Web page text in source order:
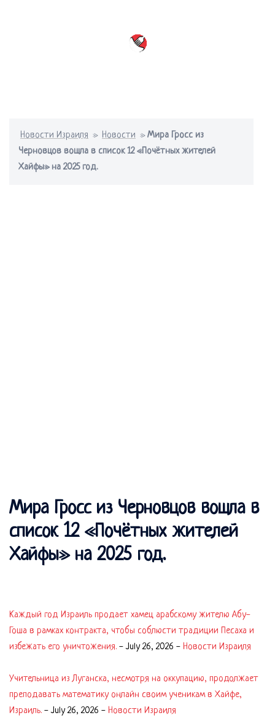
Новости Израиля » Новости »Мира Гросс из
Черновцов вошла в список 12 «Почётных жителей
Хайфы» на 2025 год.
Мира Гросс из Черновцов вошла в
список 12 «Почётных жителей
Хайфы» на 2025 год.
Каждый год Израиль продает хамец арабскому жителю Абу-
Гоша в рамках контракта, чтобы соблюсти традиции Песаха и
избежать его уничтожения. -July 26, 2026 - Новости Израиля
Учительница из Луганска, несмотря на оккупацию, продолжает
преподавать математику онлайн своим ученикам в Хайфе,
Израиль. -July 26, 2026 - Новости Израиля